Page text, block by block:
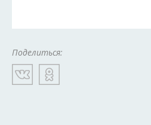
Поделиться: